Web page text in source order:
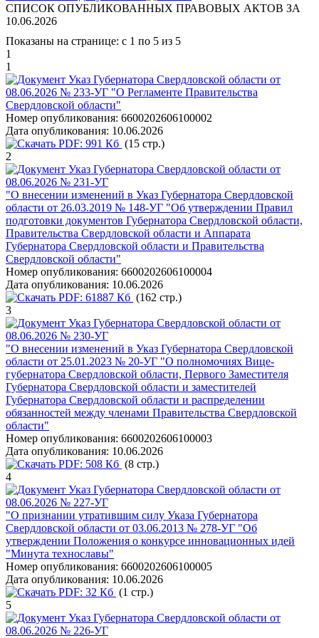
СПИСОК ОПУБЛИКОВАННЫХ ПРАВОВЫХ АКТОВ ЗА
10.06.2026
Показаны на странице: с 1 по 5 из 5
1
1
Указ Губернатора Свердловской области от
08.06.2026 № 233-УГ "О Регламенте Правительства
Свердловской области"
Номер опубликования: 6600202606100002
Дата опубликования: 10.06.2026
PDF: 991 Кб (15 стр.)
2
Указ Губернатора Свердловской области от
08.06.2026 № 231-УГ
"О внесении изменений в Указ Губернатора Свердловской
области от 26.03.2019 № 148-УГ "Об утверждении Правил
подготовки документов Губернатора Свердловской области,
Правительства Свердловской области и Аппарата
Губернатора Свердловской области и Правительства
Свердловской области"
Номер опубликования: 6600202606100004
Дата опубликования: 10.06.2026
PDF: 61887 Кб (162 стр.)
3
Указ Губернатора Свердловской области от
08.06.2026 № 230-УГ
"О внесении изменений в Указ Губернатора Свердловской
области от 25.01.2023 № 20-УГ "О полномочиях Вице-
губернатора Свердловской области, Первого Заместителя
Губернатора Свердловской области и заместителей
Губернатора Свердловской области и распределении
обязанностей между членами Правительства Свердловской
области"
Номер опубликования: 6600202606100003
Дата опубликования: 10.06.2026
PDF: 508 Кб (8 стр.)
4
Указ Губернатора Свердловской области от
08.06.2026 № 227-УГ
"О признании утратившим силу Указа Губернатора
Свердловской области от 03.06.2013 № 278-УГ "Об
утверждении Положения о конкурсе инновационных идей
"Минута технославы"
Номер опубликования: 6600202606100005
Дата опубликования: 10.06.2026
PDF: 32 Кб (1 стр.)
5
Указ Губернатора Свердловской области от
08.06.2026 № 226-УГ